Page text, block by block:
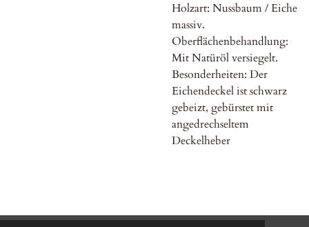
Holzart: Nussbaum / Eiche
massiv.
Oberflächenbehandlung:
Mit Natüröl versiegelt.
Besonderheiten: Der
Eichendeckel ist schwarz
gebeizt, gebürstet mit
angedrechseltem
Deckelheber